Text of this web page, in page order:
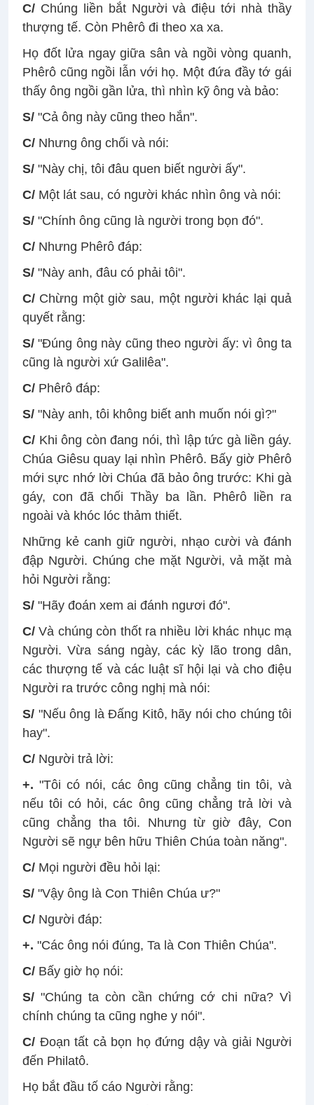
C/ Chúng liền bắt Người và điệu tới nhà thầy
thượng tế. Còn Phêrô đi theo xa xa.
Họ đốt lửa ngay giữa sân và ngồi vòng quanh,
Phêrô cũng ngồi lẫn với họ. Một đứa đầy tớ gái
thấy ông ngồi gần lửa, thì nhìn kỹ ông và bảo:
S/ "Cả ông này cũng theo hắn".
C/ Nhưng ông chối và nói:
S/ "Này chị, tôi đâu quen biết người ấy".
C/ Một lát sau, có người khác nhìn ông và nói:
S/ "Chính ông cũng là người trong bọn đó".
C/ Nhưng Phêrô đáp:
S/ "Này anh, đâu có phải tôi".
C/ Chừng một giờ sau, một người khác lại quả
quyết rằng:
S/ "Ðúng ông này cũng theo người ấy: vì ông ta
cũng là người xứ Galilêa".
C/ Phêrô đáp:
S/ "Này anh, tôi không biết anh muốn nói gì?"
C/ Khi ông còn đang nói, thì lập tức gà liền gáy.
Chúa Giêsu quay lại nhìn Phêrô. Bấy giờ Phêrô
mới sực nhớ lời Chúa đã bảo ông trước: Khi gà
gáy, con đã chối Thầy ba lần. Phêrô liền ra
ngoài và khóc lóc thảm thiết.
Những kẻ canh giữ người, nhạo cười và đánh
đập Người. Chúng che mặt Người, vả mặt mà
hỏi Người rằng:
S/ "Hãy đoán xem ai đánh ngươi đó".
C/ Và chúng còn thốt ra nhiều lời khác nhục mạ
Người. Vừa sáng ngày, các kỳ lão trong dân,
các thượng tế và các luật sĩ hội lại và cho điệu
Người ra trước công nghị mà nói:
S/ "Nếu ông là Ðấng Kitô, hãy nói cho chúng tôi
hay".
C/ Người trả lời:
+. "Tôi có nói, các ông cũng chẳng tin tôi, và
nếu tôi có hỏi, các ông cũng chẳng trả lời và
cũng chẳng tha tôi. Nhưng từ giờ đây, Con
Người sẽ ngự bên hữu Thiên Chúa toàn năng".
C/ Mọi người đều hỏi lại:
S/ "Vậy ông là Con Thiên Chúa ư?"
C/ Người đáp:
+. "Các ông nói đúng, Ta là Con Thiên Chúa".
C/ Bấy giờ họ nói:
S/ "Chúng ta còn cần chứng cớ chi nữa? Vì
chính chúng ta cũng nghe y nói".
C/ Ðoạn tất cả bọn họ đứng dậy và giải Người
đến Philatô.
Họ bắt đầu tố cáo Người rằng: